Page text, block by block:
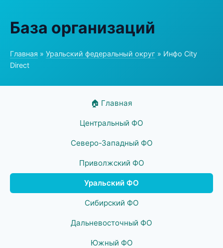
База организаций
Главная » Уральский федеральный округ » Инфо City
Direct
🏠 Главная
Центральный ФО
Северо-Западный ФО
Приволжский ФО
Уральский ФО
Сибирский ФО
Дальневосточный ФО
Южный ФО